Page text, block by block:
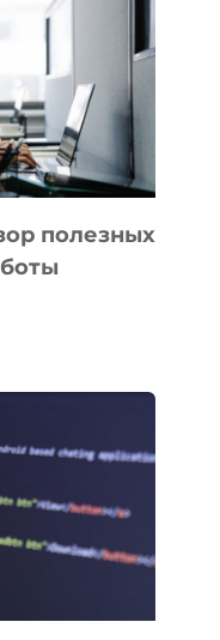
полезных